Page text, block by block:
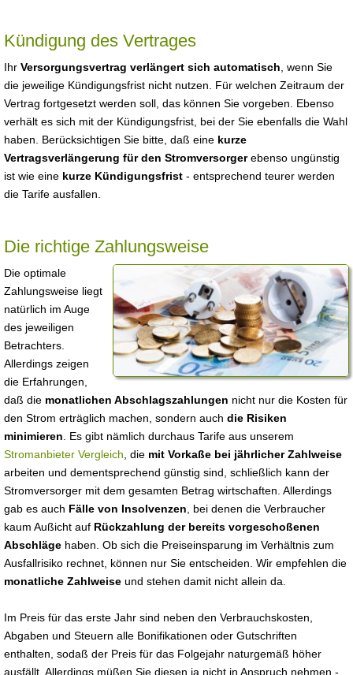
Kündigung des Vertrages
Ihr Versorgungsvertrag verlängert sich automatisch , wenn Sie
die jeweilige Kündigungsfrist nicht nutzen. Für welchen Zeitraum der
Vertrag fortgesetzt werden soll, das können Sie vorgeben. Ebenso
verhält es sich mit der Kündigungsfrist, bei der Sie ebenfalls die Wahl
haben. Berücksichtigen Sie bitte, daß eine kurze
Vertragsverlängerung für den Stromversorgerebenso ungünstig
ist wie eine kurze Kündigungsfrist - entsprechend teurer werden
die Tarife ausfallen.
Die richtige Zahlungsweise
Die optimale
Zahlungsweise liegt
natürlich im Auge
des jeweiligen
Betrachters.
Allerdings zeigen
die Erfahrungen,
daß die monatlichen Abschlagszahlungen nicht nur die Kosten für
den Strom erträglich machen, sondern auch die Risiken
minimieren . Es gibt nämlich durchaus Tarife aus unserem
Stromanbieter Vergleich , die mit Vorkaße bei jährlicher Zahlweise
arbeiten und dementsprechend günstig sind, schließlich kann der
Stromversorger mit dem gesamten Betrag wirtschaften. Allerdings
gab es auch Fälle von Insolvenzen , bei denen die Verbraucher
kaum Außicht auf Rückzahlung der bereits vorgeschoßenen
Abschläge haben. Ob sich die Preiseinsparung im Verhältnis zum
Ausfallrisiko rechnet, können nur Sie entscheiden. Wir empfehlen die
monatliche Zahlweise und stehen damit nicht allein da.
Im Preis für das erste Jahr sind neben den Verbrauchskosten,
Abgaben und Steuern alle Bonifikationen oder Gutschriften
enthalten, sodaß der Preis für das Folgejahr naturgemäß höher
ausfällt. Allerdings müßen Sie diesen ja nicht in Anspruch nehmen -